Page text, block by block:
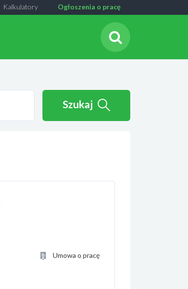
Ogłoszenia o pracę
Kalkulatory
Szukaj
Umowa o pracę